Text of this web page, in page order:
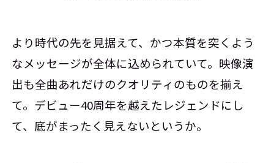
より時代の先を見据えて、かつ本質を突くよう
なメッセージが全体に込められていて。映像演
出も全曲あれだけのクオリティのものを揃え
て。デビュー40周年を越えたレジェンドにし
て、底がまったく見えないというか。